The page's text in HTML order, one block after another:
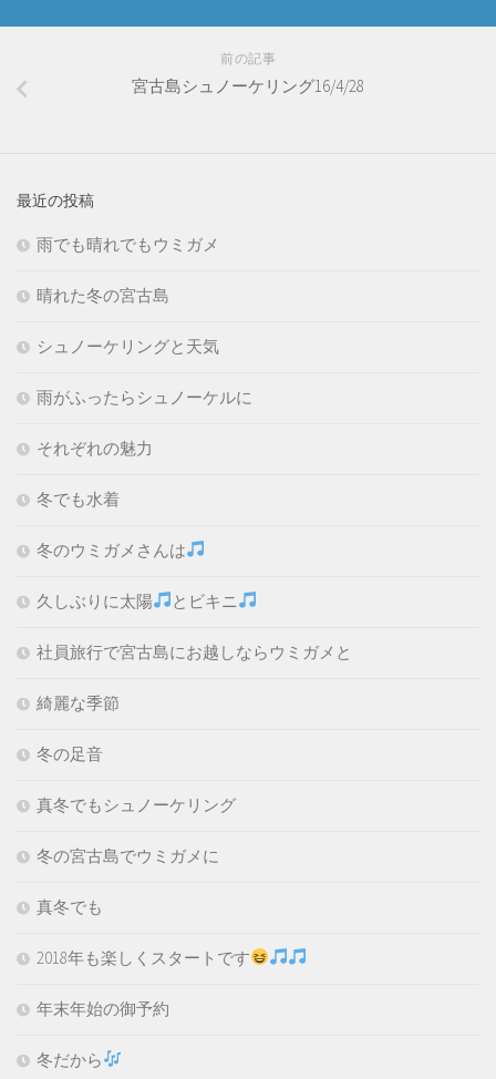
前の記事
宮古島シュノーケリング16/4/28
最近の投稿
雨でも晴れでもウミガメ
晴れた冬の宮古島
シュノーケリングと天気
雨がふったらシュノーケルに
それぞれの魅力
冬でも水着
冬のウミガメさんは
久しぶりに太陽 とビキニ
社員旅行で宮古島にお越しならウミガメと
綺麗な季節
冬の足音
真冬でもシュノーケリング
冬の宮古島でウミガメに
真冬でも
2018年も楽しくスタートです
年末年始の御予約
冬だから